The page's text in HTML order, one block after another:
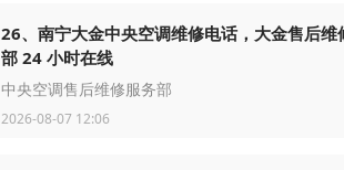
26、南宁大金中央空调维修电话，大金售后维
部 24 小时在线
中央空调售后维修服务部
2026-08-07 12:06